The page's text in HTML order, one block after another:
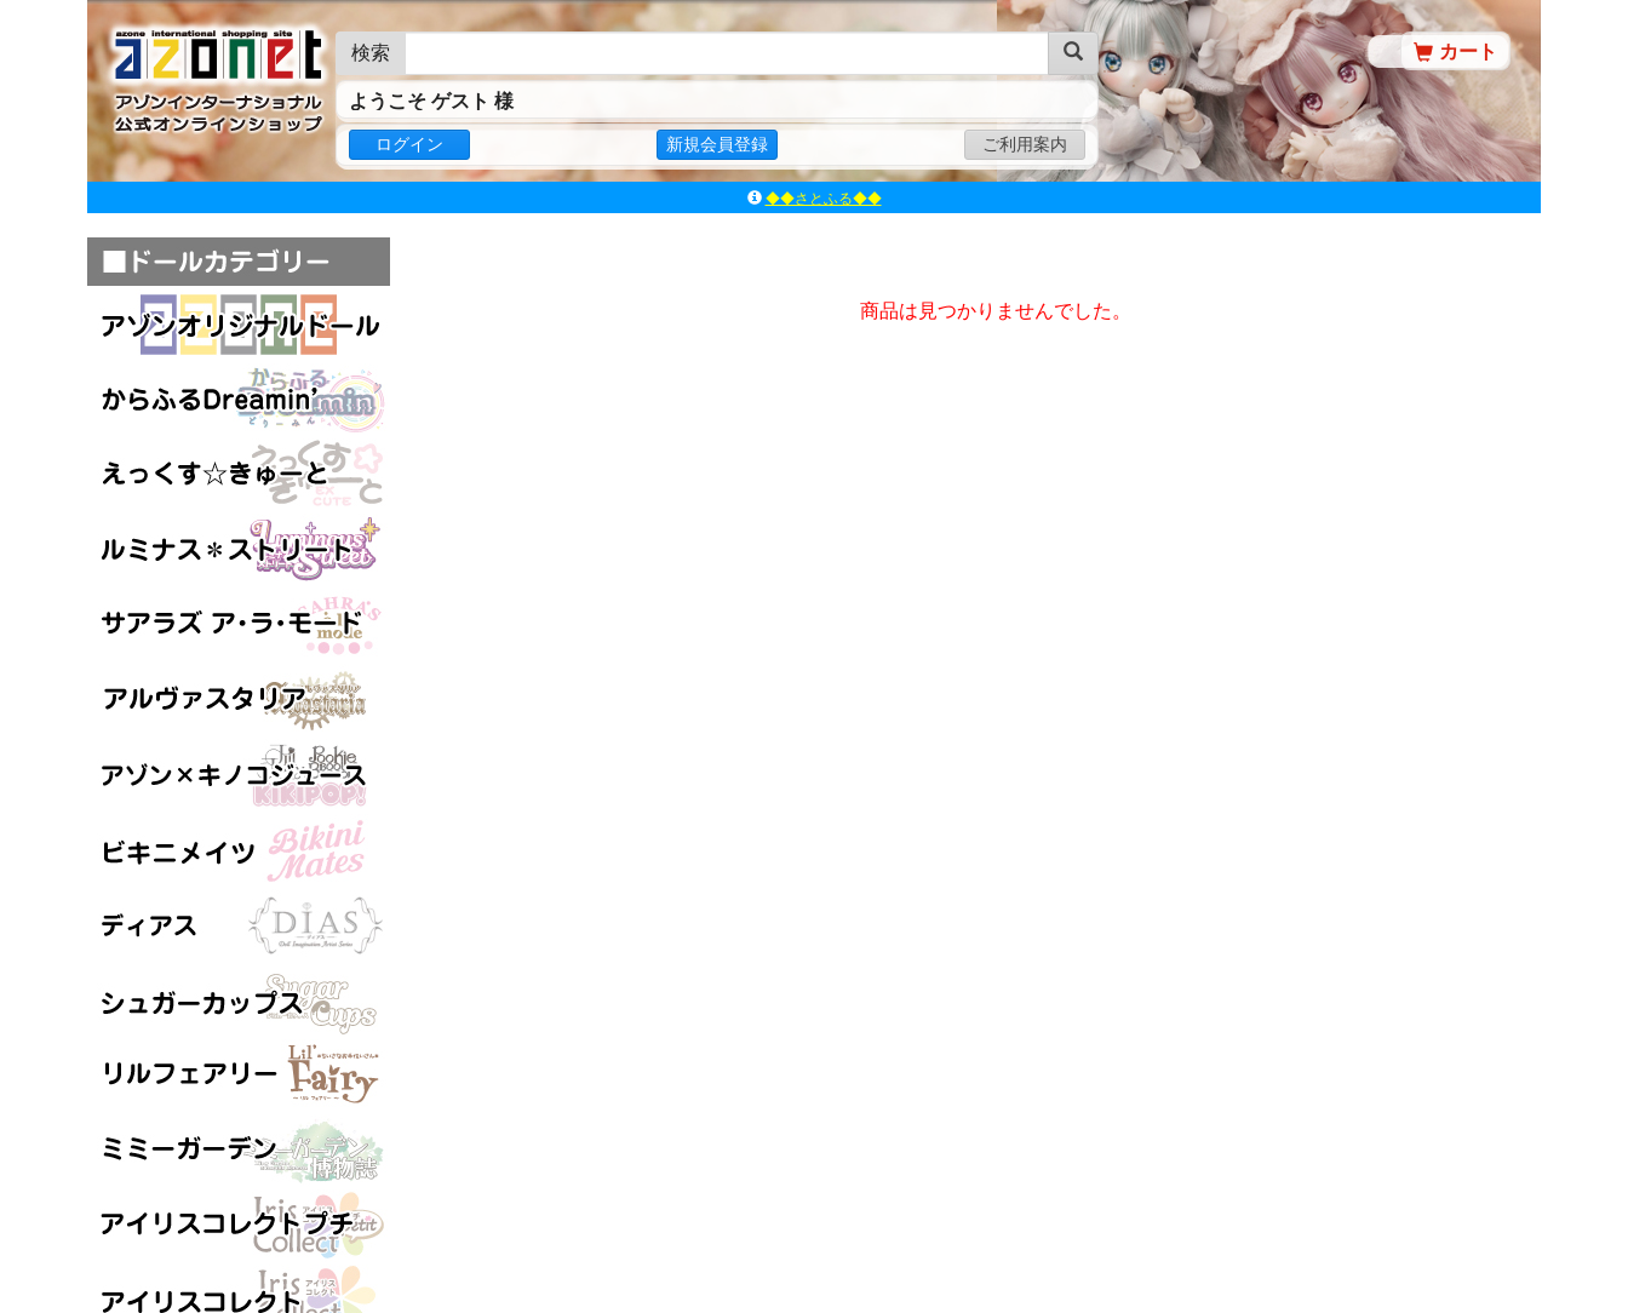
検索
ようこそ ゲスト 様
ログイン 新規会員登録 ご利用案内
カート
◆◆さとふる◆◆
ｱｿﾞﾝﾚｰﾍﾞﾙｼｮｯﾌﾟ楽天市場店
よくあるご質問（Q&A）商品は見つかりませんでした。